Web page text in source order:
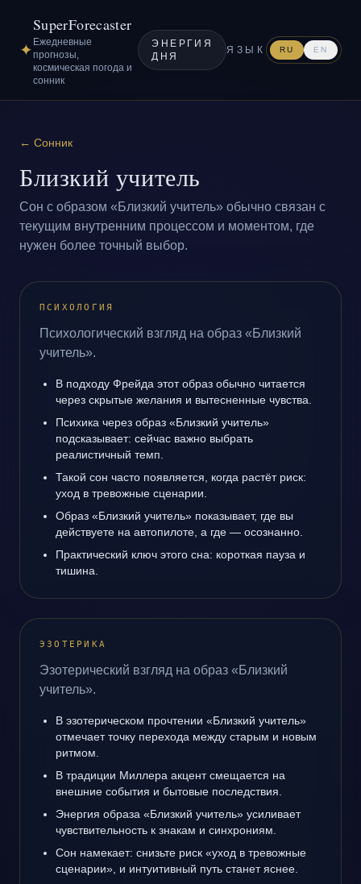
✦
SuperForecaster
Ежедневные
прогнозы,
космическая погода и
сонник
ЭНЕРГИЯ
ДНЯ
ЯЗЫК RU EN
← Сонник
Близкий учитель
Сон с образом «Близкий учитель» обычно связан с
текущим внутренним процессом и моментом, где
нужен более точный выбор.
ПСИХОЛОГИЯ
Психологический взгляд на образ «Близкий
учитель».
В подходу Фрейда этот образ обычно читается
через скрытые желания и вытесненные чувства.
Психика через образ «Близкий учитель»
подсказывает: сейчас важно выбрать
реалистичный темп.
Такой сон часто появляется, когда растёт риск:
уход в тревожные сценарии.
Образ «Близкий учитель» показывает, где вы
действуете на автопилоте, а где — осознанно.
Практический ключ этого сна: короткая пауза и
тишина.
ЭЗОТЕРИКА
Эзотерический взгляд на образ «Близкий
учитель».
В эзотерическом прочтении «Близкий учитель»
отмечает точку перехода между старым и новым
ритмом.
В традиции Миллера акцент смещается на
внешние события и бытовые последствия.
Энергия образа «Близкий учитель» усиливает
чувствительность к знакам и синхрониям.
Сон намекает: снизьте риск «уход в тревожные
сценарии», и интуитивный путь станет яснее.